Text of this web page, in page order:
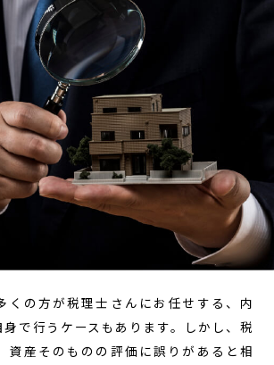
くの方が税理士さんにお任せする、内
で行うケースもあります。しかし、税
資産そのものの評価に誤りがあると相